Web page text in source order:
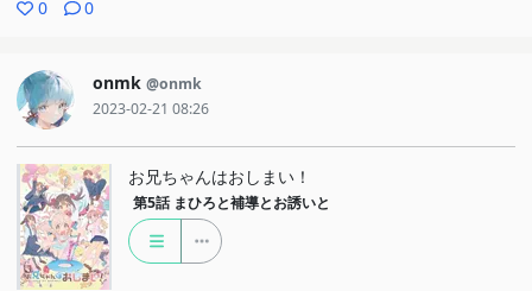
0 0
onmk @onmk
2023-02-21 08:26
お兄ちゃんはおしまい！
第5話 まひろと補導とお誘いと